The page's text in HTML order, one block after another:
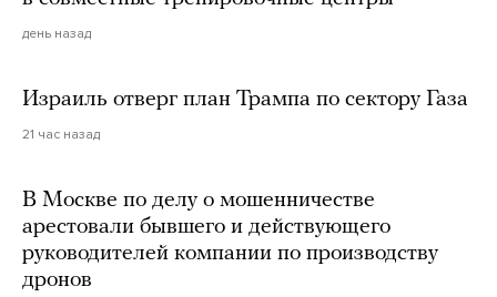
день назад
Израиль отверг план Трампа по сектору Газа
21 час назад
В Москве по делу о мошенничестве
арестовали бывшего и действующего
руководителей компании по производству
дронов